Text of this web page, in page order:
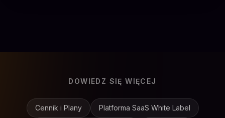
DOWIEDZ SIĘ WIĘCEJ
Cennik i Plany Platforma SaaS White Label